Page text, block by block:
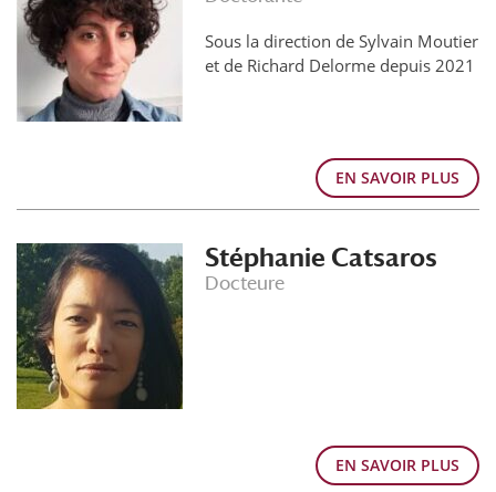
Sous la direction de Sylvain Moutier
et de Richard Delorme depuis 2021
EN SAVOIR PLUS
Stéphanie Catsaros
Docteure
EN SAVOIR PLUS